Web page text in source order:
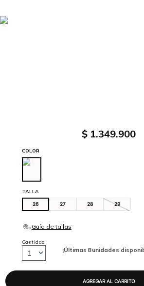
$ 1.349.900
TALLA
26 27 28 29
COLOR
¡Últimas 8 unidades
Cantidad
1